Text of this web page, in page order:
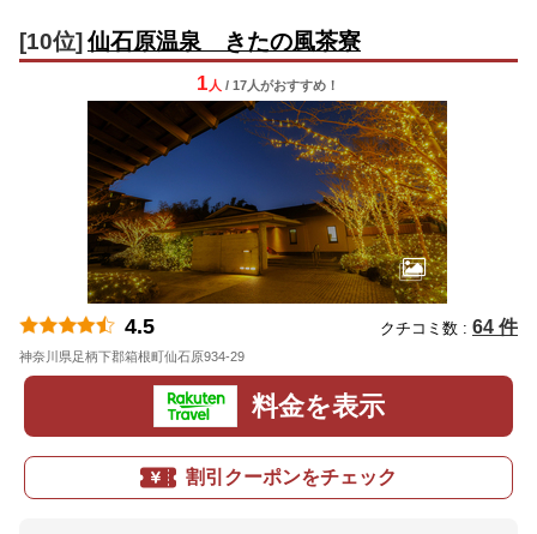
[10位] 仙石原温泉 きたの風茶寮
1 人 / 17人がおすすめ！
4.5 クチコミ数 : 64 件
神奈川県足柄下郡箱根町仙石原934-29
料金を表示
割引クーポンをチェック